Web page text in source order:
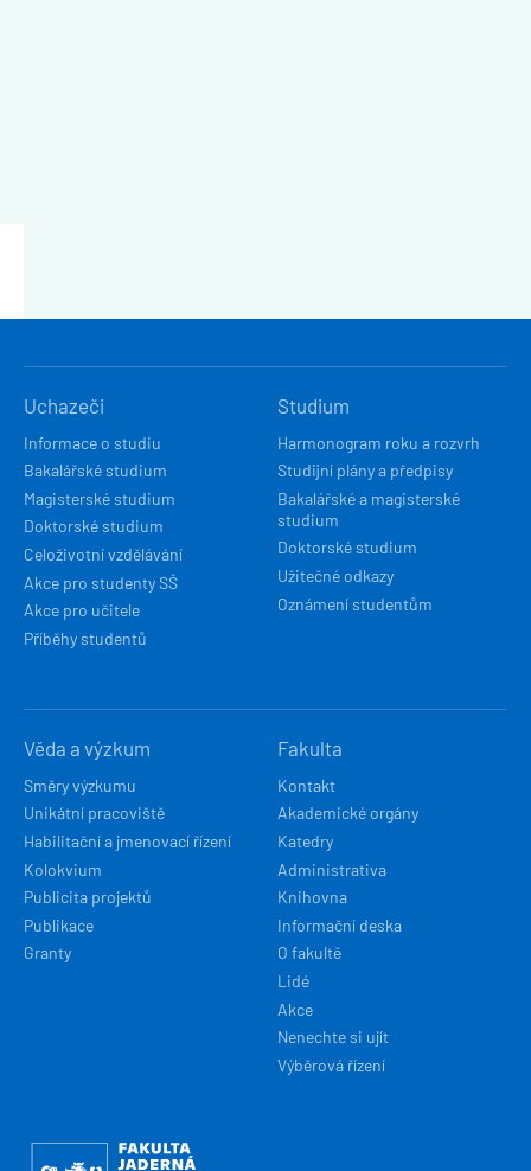
NAVIGACE
Uchazeči
Informace o studiu
Bakalářské studium
Magisterské studium
Doktorské studium
Celoživotní vzdělávání
Akce pro studenty SŠ
Akce pro učitele
Příběhy studentů
Studium
Harmonogram roku a rozvrh
Studijní plány a předpisy
Bakalářské a magisterské
studium
Doktorské studium
Užitečné odkazy
Oznámení studentům
Věda a výzkum
Směry výzkumu
Unikátní pracoviště
Habilitační a jmenovací řízení
Kolokvium
Publicita projektů
Publikace
Granty
Fakulta
Kontakt
Akademické orgány
Katedry
Administrativa
Knihovna
Informační deska
O fakultě
Lidé
Akce
Nenechte si ujít
Výběrová řízení
Obrázek